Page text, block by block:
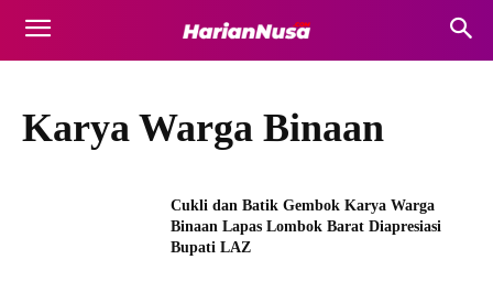
Karya Warga Binaan
Cukli dan Batik Gembok Karya Warga
Binaan Lapas Lombok Barat Diapresiasi
Bupati LAZ